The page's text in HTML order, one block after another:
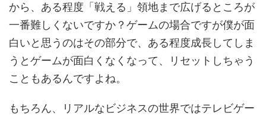
から、ある程度「戦える」領地まで広げるところが
一番難しくないですか？ゲームの場合ですが僕が面
白いと思うのはその部分で、ある程度成長してしま
うとゲームが面白くなくなって、リセットしちゃう
こともあるんですよね。
もちろん、リアルなビジネスの世界ではテレビゲー